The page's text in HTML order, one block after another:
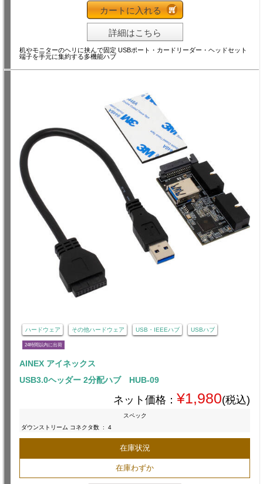
カートに入れる
詳細はこちら
机やモニターのヘリに挟んで固定 USBポート・カードリーダー・ヘッドセット
端子を手元に集約する多機能ハブ
ハードウェア その他ハードウェア USB・IEEEハブ USBハブ
24時間以内に出荷
AINEX アイネックス
USB3.0ヘッダー 2分配ハブ HUB-09
ネット価格： ¥1,980(税込)
スペック
ダウンストリーム コネクタ数 : 4
在庫状況
在庫わずか